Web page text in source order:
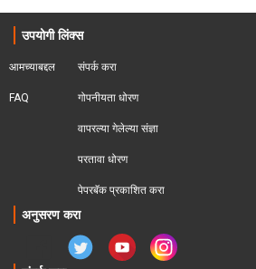
उपयोगी लिंक्स
आमच्याबद्दल
FAQ
संपर्क करा
गोपनीयता धोरण
वापरल्या गेलेल्या संज्ञा
परतावा धोरण
पेपरबॅक प्रकाशित करा
अनुसरण करा